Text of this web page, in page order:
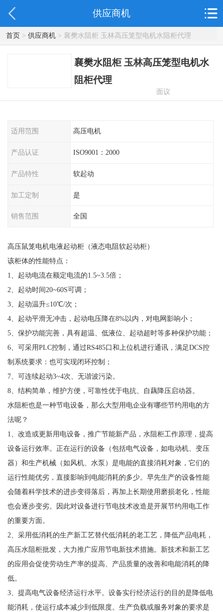
供应商机
首页> 供应商机> 襄樊水阻柜 玉林高压笼型电机水阻柜代理
襄樊水阻柜 玉林高压笼型电机水
阻柜代理
面议
适用范围 高压电机
产品认证 ISO9001：2000
产品特性 软起动
加工定制 是
销售范围 全国
高压鼠笼电机电液起动柜（液态电阻软起动柜）
该柜体的性能特点：
1、起动电流在额定电流的1.5~3.5倍；
2、起动时间20~60S可调；
3、起动温升≤10℃/次；
4、起动平滑无冲击，起动电压降在8%以内，对电网影响小；
5、保护功能完善，具有超温、低液位、起动超时等多种保护功能；
6、可采用PLC控制，通过RS485口和上位机进行通讯，满足DCS控
制系统要求：也可实现闭环控制；
7、可连续起动3~4次、无谐波污染。
8、结构简单，维护方便，可靠性优于电抗、自藕降压启动器。
水阻柜也是一种节电设备，那么大型用电企业有哪些节约用电的方
法呢？
1、改造或更新用电设备，推广节能新产品，水阻柜工作原理，提高
设备运行效率。正在运行的设备（包括电气设备，如电动机、变压
器）和生产机械（如风机、水泵）是电能的直接消耗对象，它们的
运行性能优劣，直接影响到电能消耗的多少。早先生产的设备性能
会随着科学技术的进步变得落后，再加上长期使用磨损老化，性能
也会逐步变劣。因此对设备进行节电技术改造是开展节约用电工作
的重要方面。
2、采用低消耗的生产新工艺替代低消耗的老工艺，降低产品电耗，
高压水阻柜批发，大力推广应用节电新技术措施。新技术和新工艺
的应用会促使劳动生产率的提高、产品质量的改善和电能消耗的降
低。
3、提高电气设备经济运行水平。设备实行经济运行的目的是降低电
能消耗，使运行成本减少到低限度。生产负载或服务对象的要求是